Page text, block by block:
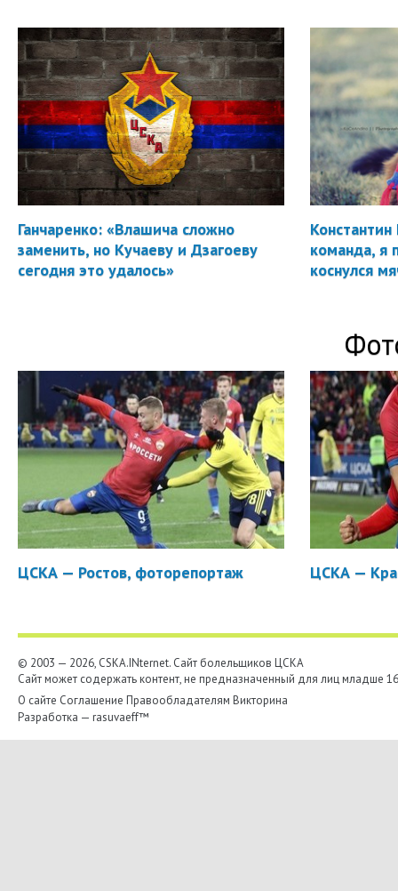
Ганчаренко: «Влашича сложно
заменить, но Кучаеву и Дзагоеву
сегодня это удалось»
Константин
команда, я
коснулся
ЦСКА — Ростов, фоторепортаж ЦСКА —
© 2003 — 2026, CSKA.INternet. Cайт болельщиков ЦСКА
Сайт может содержать контент, не предназначенный для лиц младше
О сайте Соглашение Правообладателям Викторина
Разработка — rasuvaeff™